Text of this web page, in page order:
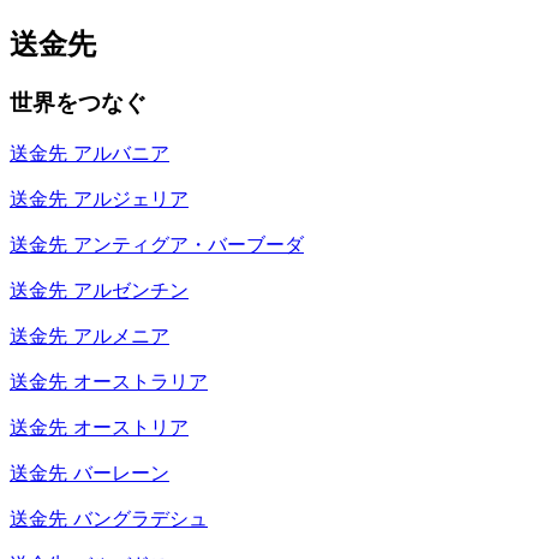
送金先
世界をつなぐ
送金先 アルバニア
送金先 アルジェリア
送金先 アンティグア・バーブーダ
送金先 アルゼンチン
送金先 アルメニア
送金先 オーストラリア
送金先 オーストリア
送金先 バーレーン
送金先 バングラデシュ